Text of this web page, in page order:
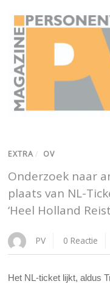
EXTRA / OV
Onderzoek naar
plaats van NL-
‘Heel Holland
PV 0 Reactie
Het NL-ticket lijkt, aldus